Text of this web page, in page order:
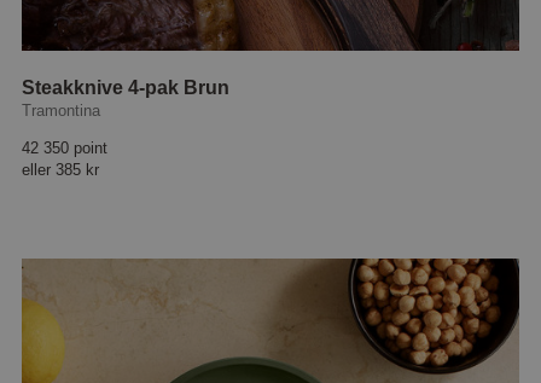
Steakknive 4-pak Brun
Tramontina
42 350 point
eller 385 kr